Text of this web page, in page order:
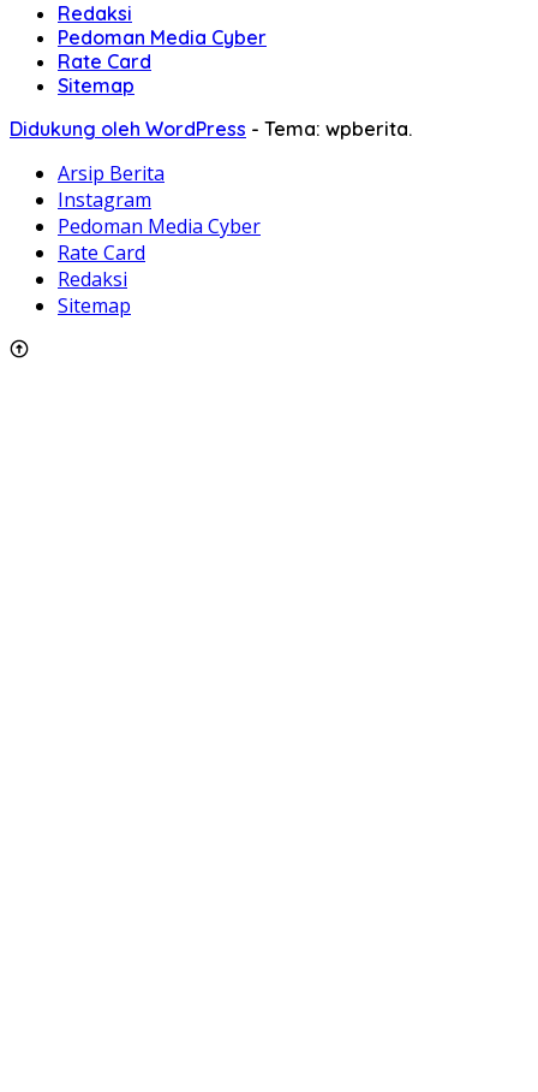
Redaksi
Pedoman Media Cyber
Rate Card
Sitemap
Didukung oleh WordPress - Tema: wpberita.
Arsip Berita
Instagram
Pedoman Media Cyber
Rate Card
Redaksi
Sitemap